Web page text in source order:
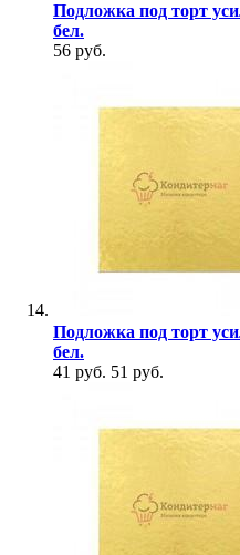
Подложка под торт
бел.
56 руб.
Подложка под торт
бел.
41 руб. 51 руб.